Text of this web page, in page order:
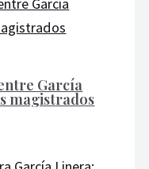
García
magistrados